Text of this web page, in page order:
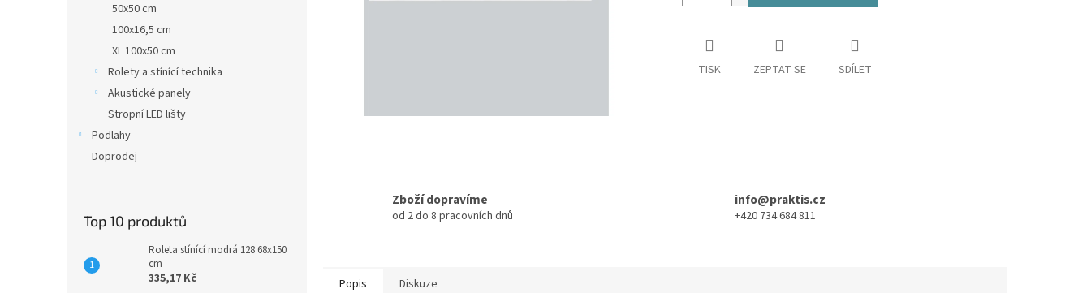
50x50 cm
100x16,5 cm
XL 100x50 cm
Rolety a stínící technika
Akustické panely
Stropní LED lišty
Podlahy
Doprodej
Top 10 produktů
Roleta stínící modrá 128 68x150
cm
335,17 Kč
TISK ZEPTAT SE SDÍLET
Zboží dopravíme
od 2 do 8 pracovních dnů
info@praktis.cz
+420 734 684 811
Popis Diskuze